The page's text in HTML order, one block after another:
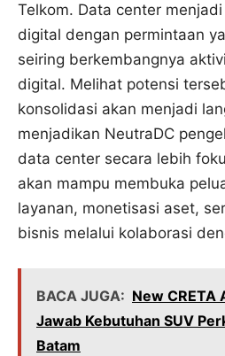
Telkom. Data center
digital dengan permintaan
seiring berkembangnya
digital. Melihat potensi
konsolidasi akan menjadi
menjadikan NeutraDC
data center secara lebih
akan mampu membuka
layanan, monetisasi aset,
bisnis melalui kolaborasi
BACA JUGA: New CRETA
Jawab Kebutuhan SUV
Batam